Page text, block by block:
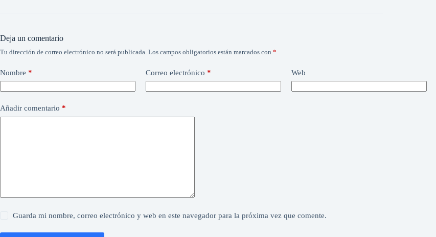
Deja un comentario
Tu dirección de correo electrónico no será publicada. Los campos obligatorios están marcados con *
Nombre * Correo electrónico * Web
Añadir comentario *
Guarda mi nombre, correo electrónico y web en este navegador para la próxima vez que comente.